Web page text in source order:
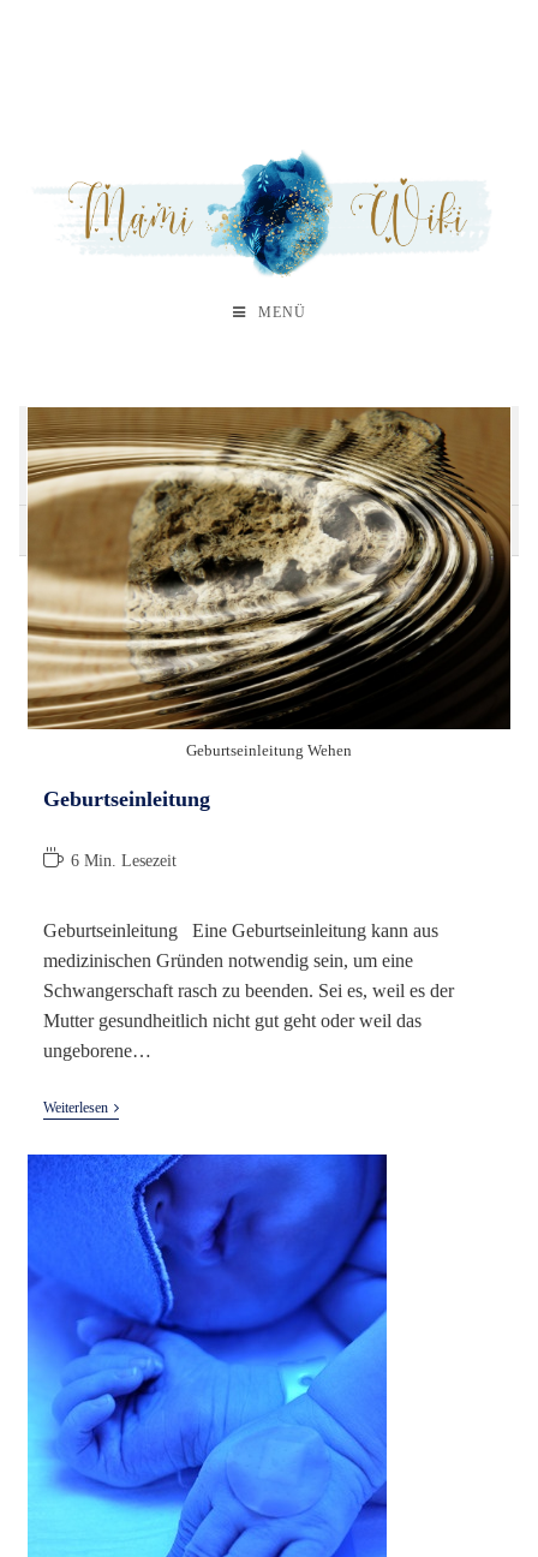
MENÜ
A B C D E F G H M N O P S
W Z
Geb Gel Ges
Geburtseinleitung Wehen
Geburtseinleitung
Lesedauer:
6 Min. Lesezeit
Geburtseinleitung Eine Geburtseinleitung kann aus
medizinischen Gründen notwendig sein, um eine
Schwangerschaft rasch zu beenden. Sei es, weil es der
Mutter gesundheitlich nicht gut geht oder weil das
ungeborene…
WeiterlesenGeburtseinleitung